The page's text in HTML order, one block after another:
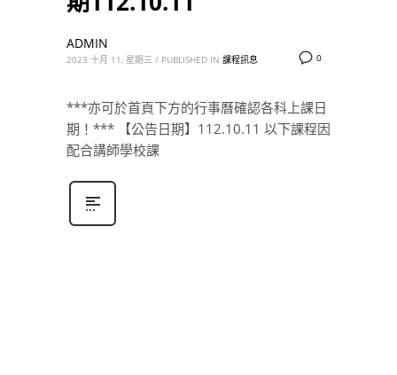
0
ADMIN
2023 十月 11, 星期三 / PUBLISHED IN 課程訊息
***亦可於首頁下方的行事曆確認各科上課日
期！*** 【公告日期】112.10.11 以下課程因
配合講師學校課